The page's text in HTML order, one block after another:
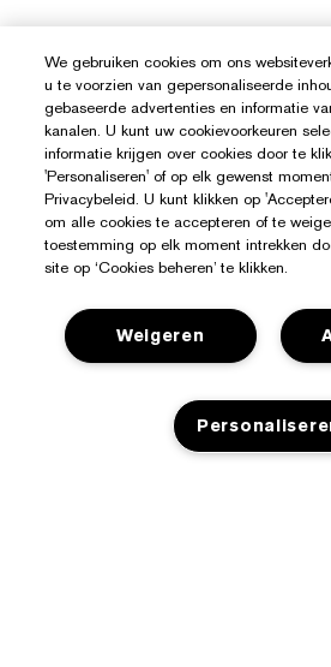
We gebruiken cookies om ons
u te voorzien van gepersonaliseerde
gebaseerde advertenties en informatie
kanalen. U kunt uw cookievoorkeuren
informatie krijgen over cookies door te
'Personaliseren' of op elk gewenst
Privacybeleid. U kunt klikken op
om alle cookies te accepteren of te
toestemming op elk moment intrekken
site op ‘Cookies beheren’ te klikken.
Weigeren